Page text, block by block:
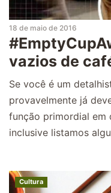
18 de maio de 2016
vazios de
Se você é um
provavelmente já
função primordial em
inclusive listamos
Cultura